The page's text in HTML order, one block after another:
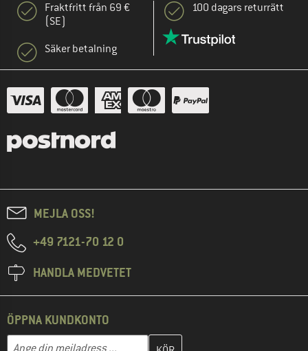
Fraktfritt från 69 €
(SE)
Säker betalning
100 dagars returrätt
MEJLA OSS!
+49 7121-70 12 0
HANDLA MEDVETET
ÖPPNA KUNDKONTO
Mejladress
Skriv in din e-postadress här och skapa ditt kundkonto i nästa